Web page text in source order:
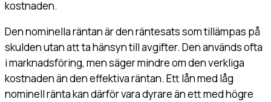
kostnaden.
Den nominella räntan är den räntesats som tillämpas på
skulden utan att ta hänsyn till avgifter. Den används ofta
i marknadsföring, men säger mindre om den verkliga
kostnaden än den effektiva räntan. Ett lån med låg
nominell ränta kan därför vara dyrare än ett med högre